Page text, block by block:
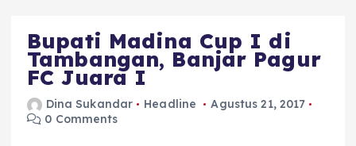
Bupati Madina Cup I di
Tambangan, Banjar Pagur
FC Juara I
Dina Sukandar Headline
Agustus 21, 2017
0 Comments